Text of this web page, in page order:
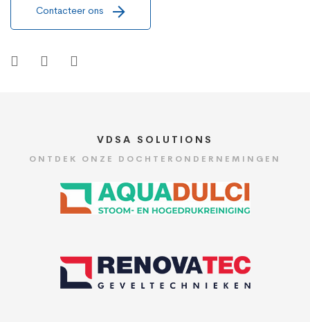
Contacteer ons
VDSA SOLUTIONS
ONTDEK ONZE DOCHTERONDERNEMINGEN